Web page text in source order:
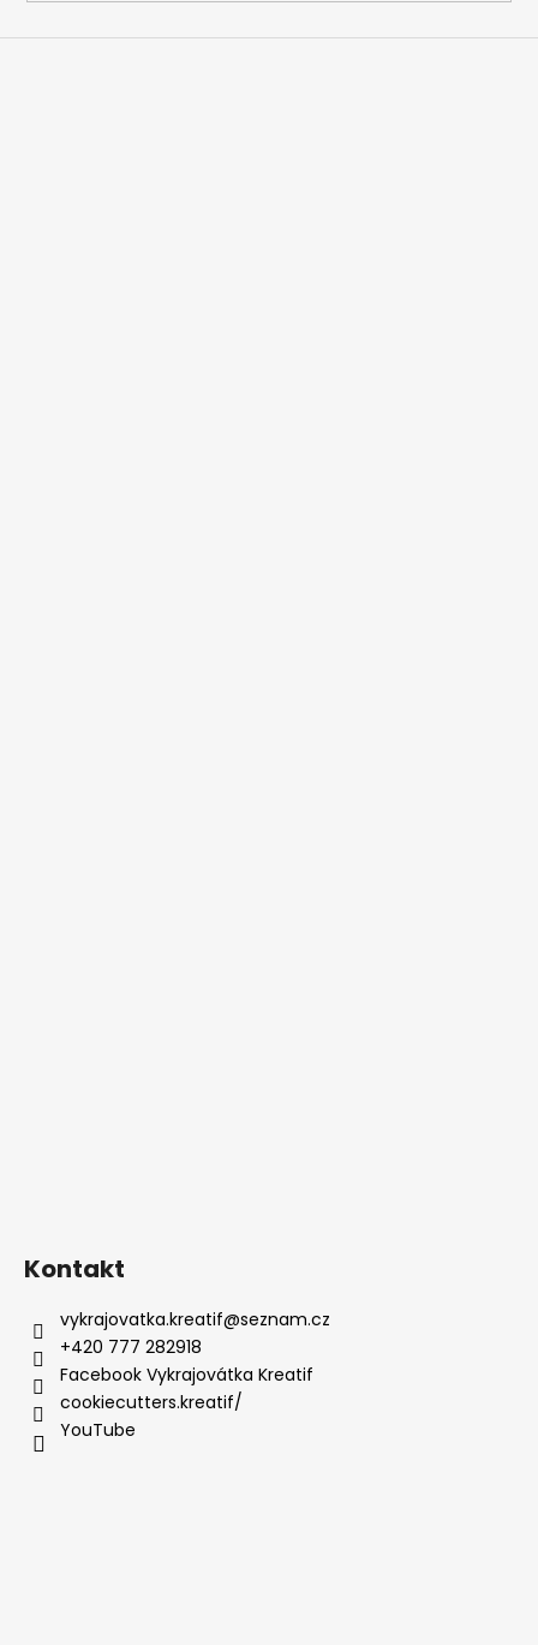
Kontakt
vykrajovatka.kreatif@seznam.cz
+420 777 282918
Facebook Vykrajovátka Kreatif
cookiecutters.kreatif/
YouTube